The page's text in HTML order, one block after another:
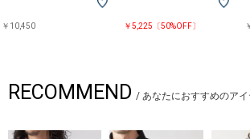
UV CARE・・・紫外線から肌を守るUVケア加工を施
※画像の商品はサンプルです。
￥10,450 ￥5,225〔50%OFF〕
RECOMMEND / あなたにおすすめのアイ